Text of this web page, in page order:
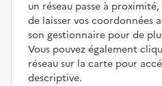
un réseau passe à
de laisser vos
son gestionnaire pour de
Vous pouvez également
réseau sur la carte pour
descriptive.